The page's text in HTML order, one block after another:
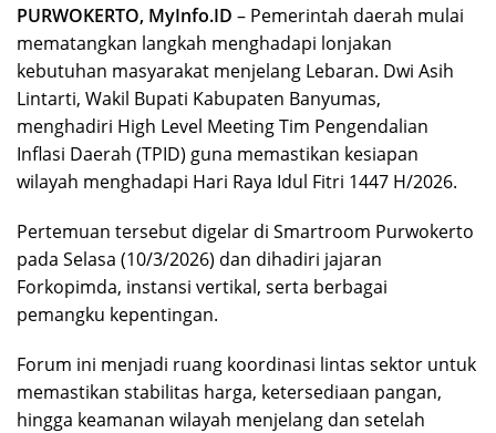
PURWOKERTO, MyInfo.ID – Pemerintah daerah mulai
mematangkan langkah menghadapi lonjakan
kebutuhan masyarakat menjelang Lebaran. Dwi Asih
Lintarti, Wakil Bupati Kabupaten Banyumas,
menghadiri High Level Meeting Tim Pengendalian
Inflasi Daerah (TPID) guna memastikan kesiapan
wilayah menghadapi Hari Raya Idul Fitri 1447 H/2026.
Pertemuan tersebut digelar di Smartroom Purwokerto
pada Selasa (10/3/2026) dan dihadiri jajaran
Forkopimda, instansi vertikal, serta berbagai
pemangku kepentingan.
Forum ini menjadi ruang koordinasi lintas sektor untuk
memastikan stabilitas harga, ketersediaan pangan,
hingga keamanan wilayah menjelang dan setelah